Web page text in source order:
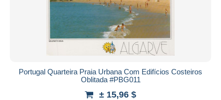
Portugal Quarteira Praia Urbana Com Edifícios Costeiros
Oblitada #PBG011
± 15,96 $